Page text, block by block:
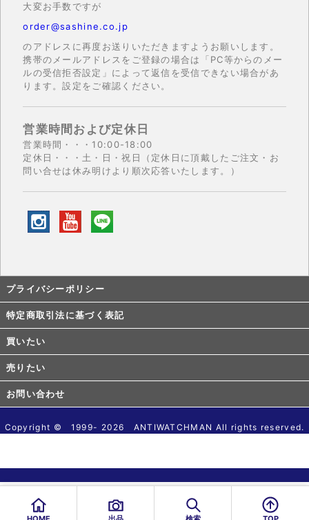
大変お手数ですが
order@sashine.co.jp
のアドレスに再度お送りいただきますようお願いします。
携帯のメールアドレスをご登録の場合は「PC等からのメー
ルの受信拒否設定」によって返信を受信できない場合があ
ります。設定をご確認ください。
営業時間および定休日
営業時間・・・10:00-18:00
定休日・・・土・日・祝日（定休日に頂戴したご注文・お
問い合せは休み明けより順次応答いたします。）
プライバシーポリシー
特定商取引法に基づく表記
買いたい
売りたい
お問い合わせ
Copyright © 1999- 2026 ANTIWATCHMAN All rights reserved.